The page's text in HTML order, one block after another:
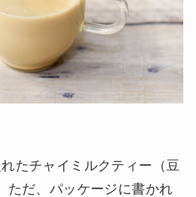
たチャイミルクティー（豆
ただ、パッケージに書かれ